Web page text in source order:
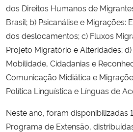
Ministério da Mulher, da Família e dos Direitos
Secretaria-Geral
Secretaria de Governo
Gabinete de Segurança Institucional
dos Direitos Humanos de
Brasil; b) Psicanálise e Migrações:
dos deslocamentos; c) Fluxos
Projeto Migratório e Alteridades;
Mobilidade, Cidadanias e
Comunicação Midiática e
Política Linguística e Línguas de
Neste ano, foram disponibilizadas
Programa de Extensão,